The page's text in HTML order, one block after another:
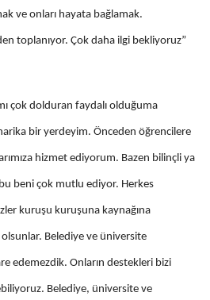
ve onları hayata bağlamak.
toplanıyor. Çok daha ilgi bekliyoruz”
çok dolduran faydalı olduğuma
bir yerdeyim. Önceden öğrencilere
hizmet ediyorum. Bazen bilinçli ya
beni çok mutlu ediyor. Herkes
kuruşu kuruşuna kaynağına
Belediye ve üniversite
edemezdik. Onların destekleri bizi
Belediye, üniversite ve